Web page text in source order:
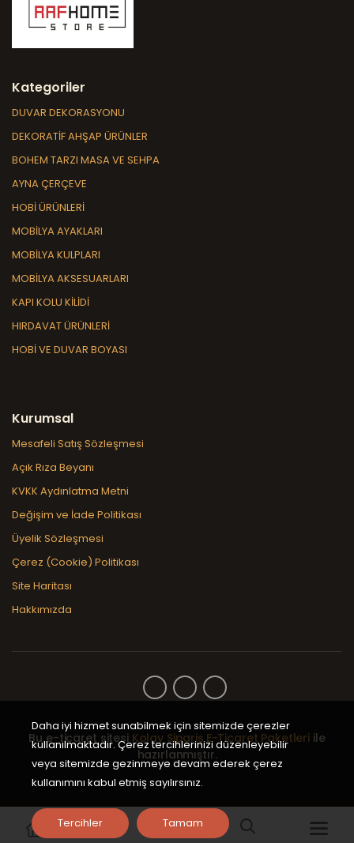
Kategoriler
DUVAR DEKORASYONU
DEKORATİF AHŞAP ÜRÜNLER
BOHEM TARZI MASA VE SEHPA
AYNA ÇERÇEVE
HOBİ ÜRÜNLERİ
MOBİLYA AYAKLARI
MOBİLYA KULPLARI
MOBİLYA AKSESUARLARI
KAPI KOLU KİLİDİ
HIRDAVAT ÜRÜNLERİ
HOBİ VE DUVAR BOYASI
Kurumsal
Mesafeli Satış Sözleşmesi
Açık Rıza Beyanı
KVKK Aydınlatma Metni
Değişim ve İade Politikası
Üyelik Sözleşmesi
Çerez (Cookie) Politikası
Site Haritası
Hakkımızda
Bu e-ticaret sitesi Kolay Sipariş E-Ticaret Paketleri ile
hazırlanmıştır.
Daha iyi hizmet sunabilmek için sitemizde çerezler
kullanılmaktadır. Çerez tercihlerinizi düzenleyebilir
veya sitemizde gezinmeye devam ederek çerez
kullanımını kabul etmiş sayılırsınız.
Tercihler Tamam